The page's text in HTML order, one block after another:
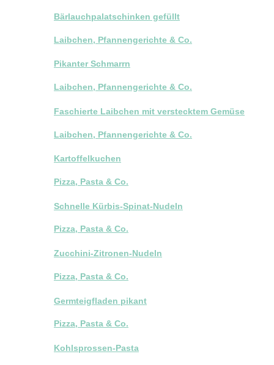
Bärlauchpalatschinken gefüllt
Laibchen, Pfannengerichte & Co.
Pikanter Schmarrn
Laibchen, Pfannengerichte & Co.
Faschierte Laibchen mit verstecktem Gemüse
Laibchen, Pfannengerichte & Co.
Kartoffelkuchen
Pizza, Pasta & Co.
Schnelle Kürbis-Spinat-Nudeln
Pizza, Pasta & Co.
Zucchini-Zitronen-Nudeln
Pizza, Pasta & Co.
Germteigfladen pikant
Pizza, Pasta & Co.
Kohlsprossen-Pasta